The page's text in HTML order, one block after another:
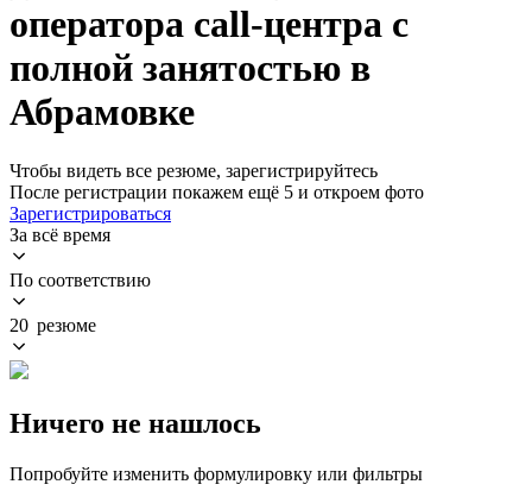
оператора call-центра с
полной занятостью в
Абрамовке
Чтобы видеть все резюме, зарегистрируйтесь
После регистрации покажем ещё 5 и откроем фото
Зарегистрироваться
За всё время
По соответствию
20 резюме
Ничего не нашлось
Попробуйте изменить формулировку или фильтры